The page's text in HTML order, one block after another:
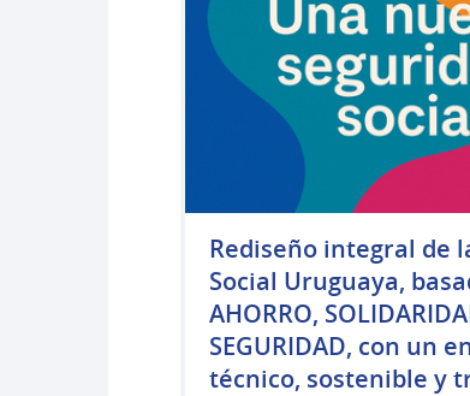
Rediseño integral de
Social Uruguaya,
AHORRO,
SEGURIDAD, con un
técnico, sostenible y